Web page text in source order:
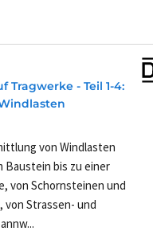
Tragwerke - Teil 1-4:
von Windlasten
Baustein bis zu einer
von Schornsteinen und
Strassen- und